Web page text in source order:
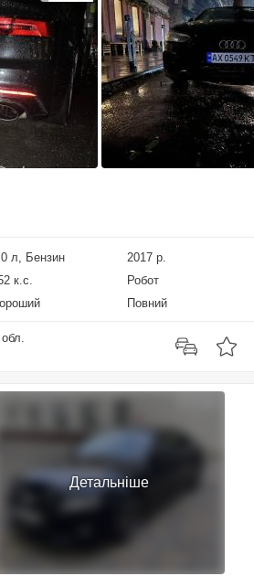
л, Бензин
2017 р.
к.с.
Робот
Повний
Детальніше